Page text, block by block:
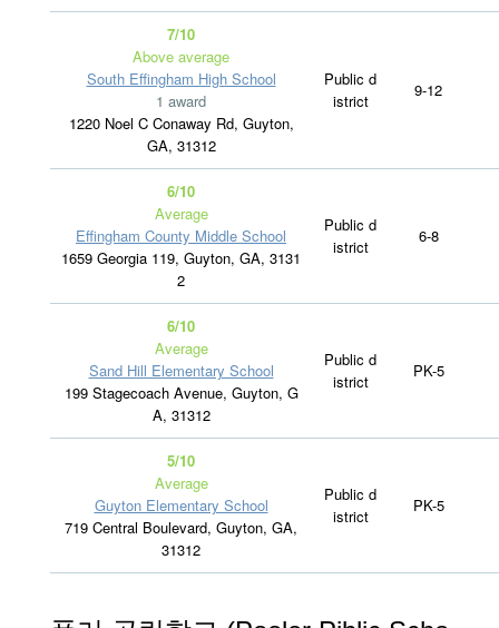
7/10
Above average
South Effingham High School
1 award
1220 Noel C Conaway Rd, Guyton,
GA, 31312
Public d
istrict
9-12
6/10
Average
Effingham County Middle School
1659 Georgia 119, Guyton, GA, 3131
2
Public d
istrict
6-8
6/10
Average
Sand Hill Elementary School
199 Stagecoach Avenue, Guyton, G
A, 31312
Public d
istrict
PK-5
5/10
Average
Guyton Elementary School
719 Central Boulevard, Guyton, GA,
31312
Public d
istrict
PK-5